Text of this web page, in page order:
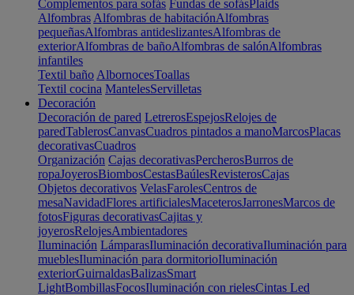
Complementos para sofás Fundas de sofásPlaids
Alfombras Alfombras de habitaciónAlfombras
pequeñasAlfombras antideslizantesAlfombras de
exteriorAlfombras de bañoAlfombras de salónAlfombras
infantiles
Textil baño AlbornocesToallas
Textil cocina MantelesServilletas
Decoración
Decoración de pared LetrerosEspejosRelojes de
paredTablerosCanvasCuadros pintados a manoMarcosPlacas
decorativasCuadros
Organización Cajas decorativasPercherosBurros de
ropaJoyerosBiombosCestasBaúlesRevisterosCajas
Objetos decorativos VelasFarolesCentros de
mesaNavidadFlores artificialesMaceterosJarronesMarcos de
fotosFiguras decorativasCajitas y
joyerosRelojesAmbientadores
Iluminación LámparasIluminación decorativaIluminación para
mueblesIluminación para dormitorioIluminación
exteriorGuirnaldasBalizasSmart
LightBombillasFocosIluminación con rielesCintas Led